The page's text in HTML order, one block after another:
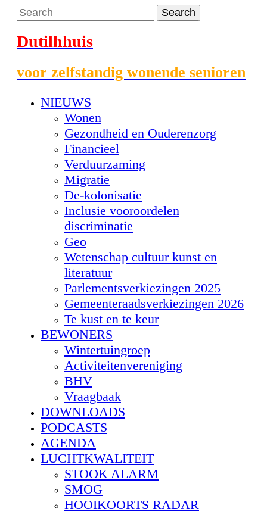
Dutilhhuis
voor zelfstandig wonende senioren
NIEUWS
Wonen
Gezondheid en Ouderenzorg
Financieel
Verduurzaming
Migratie
De-kolonisatie
Inclusie vooroordelen
discriminatie
Geo
Wetenschap cultuur kunst en
literatuur
Parlementsverkiezingen 2025
Gemeenteraadsverkiezingen 2026
Te kust en te keur
BEWONERS
Wintertuingroep
Activiteitenvereniging
BHV
Vraagbaak
DOWNLOADS
PODCASTS
AGENDA
LUCHTKWALITEIT
STOOK ALARM
SMOG
HOOIKOORTS RADAR